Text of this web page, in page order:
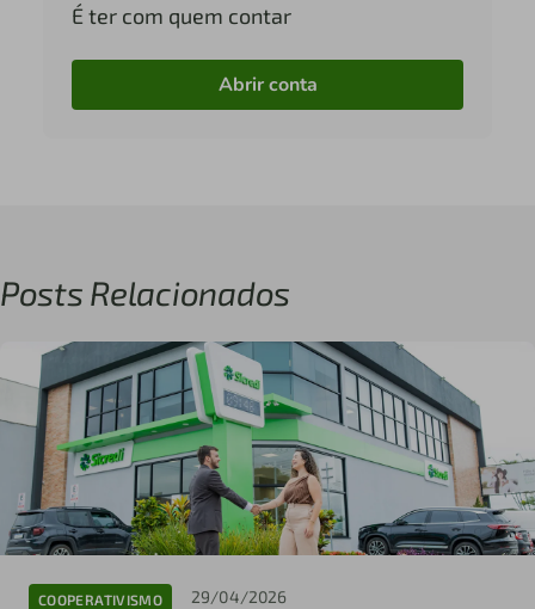
É ter com quem contar
Abrir conta
Posts Relacionados
COOPERATIVISMO 29/04/2026